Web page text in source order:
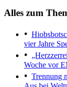
Alles zum
vier Jahre
Woche vor
Trennung